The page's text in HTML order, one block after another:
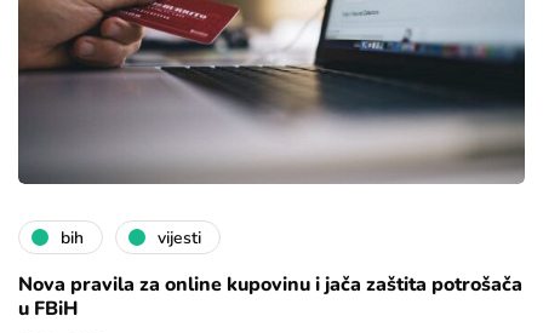
bih vijesti
Nova pravila za online kupovinu i jača zaštita potrošača
u FBiH